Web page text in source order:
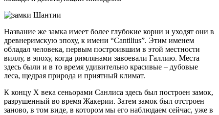
Название же замка имеет более глубокие корни и уходят они в
древнеримскую эпоху, к имени “Cantilius”. Этим именем
обладал человека, первым построившим в этой местности
виллу, в эпоху, когда римлянами завоевали Галлию. Места
здесь были и в то время удивительно красивые – дубовые
леса, щедрая природа и приятный климат.
К концу Х века сеньорами Санлиса здесь был построен замок,
разрушенный во время Жакерии. Затем замок был отстроен
заново, в том виде, в котором мы его наблюдаем сейчас, уже в